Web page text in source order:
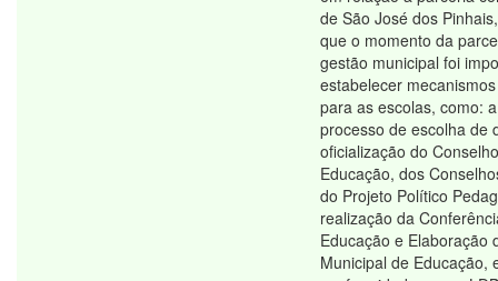
de São José dos
que o momento da
gestão municipal foi
estabelecer
para as escolas, como:
processo de escolha de
oficialização do
Educação, dos
do Projeto Político
realização da
Educação e Elaboração
Municipal de Educação,